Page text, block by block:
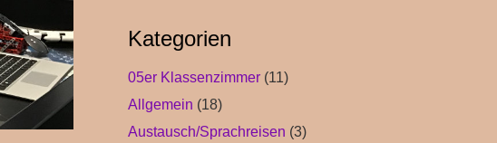
Kategorien
05er Klassenzimmer (11)
Allgemein (18)
Austausch/Sprachreisen (3)